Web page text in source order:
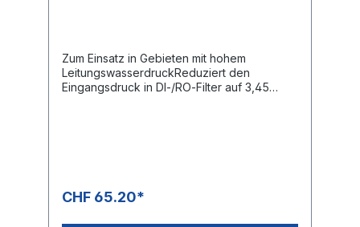
Zum Einsatz in Gebieten mit hohem
LeitungswasserdruckReduziert den
Eingangsdruck in DI‐/RO‐Filter auf 3,45
CHF 65.20*